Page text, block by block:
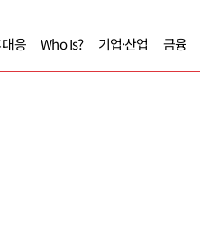
응 Who Is? 기업·산업 금융